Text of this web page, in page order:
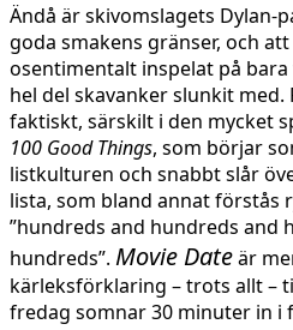
Ändå är skivomslagets
goda smakens gränser, och
osentimentalt inspelat på
hel del skavanker slunkit
faktiskt, särskilt i den mycket
100 Good Things, som börjar
listkulturen och snabbt slår
lista, som bland annat förstås
”hundreds and hundreds and
hundreds”. Movie Dateär
kärleksförklaring – trots allt –
fredag somnar 30 minuter in i